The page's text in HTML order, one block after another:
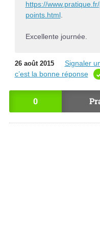
https://
points.html.
Excellente journée.
26 août 2015
Signaler
c’est la bonne réponse
0